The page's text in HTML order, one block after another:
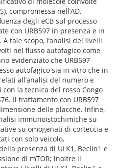
compromessa nell’AD.
degli eCB sul processo
con URB597 in presenza e in
tale scopo, l’analisi dei livelli
nel flusso autofagico come
evidenziato che URB597
autofagico sia in vitro che in
all’analisi del numero e
la tecnica del rosso Congo
Il trattamento con URB597
delle placche. Infine,
immunoistochimiche su
su omogenati di corteccia e
con solo veicolo,
presenza di ULK1, Beclin1 e
di mTOR; inoltre il